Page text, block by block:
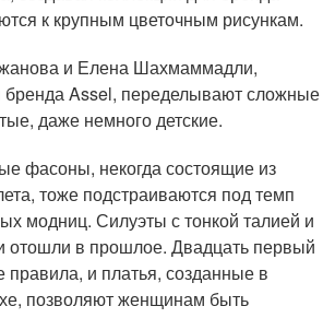
к крупным цветочным рисункам.
и Елена Шахмаммадли,
бренда Assel, переделывают сложные
даже немного детские.
фасоны, некогда состоящие из
тоже подстраиваются под темп
модниц. Силуэты с тонкой талией и
в прошлое. Двадцать первый
правила, и платья, созданные в
позволяют женщинам быть